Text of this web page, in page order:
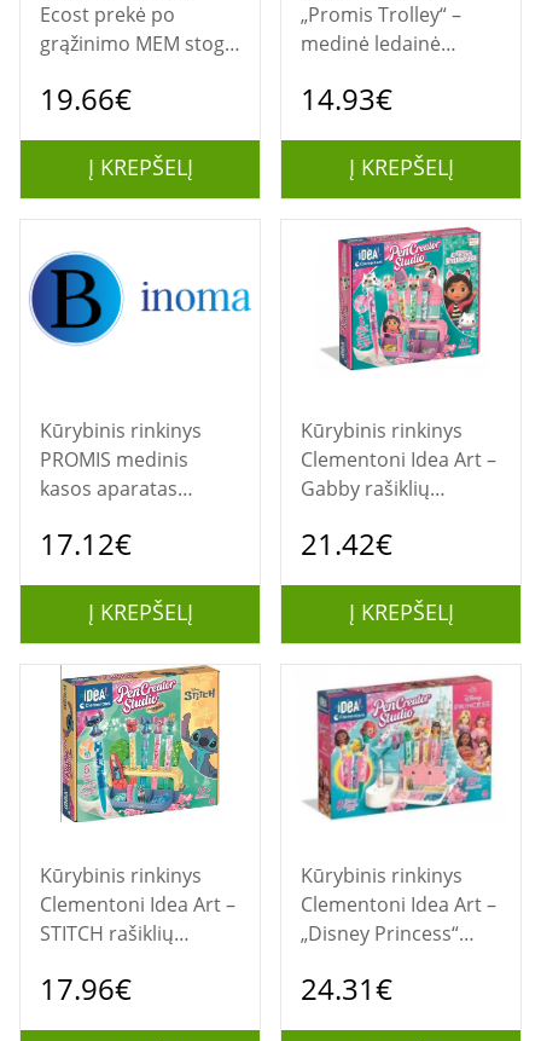
Ecost prekė po
grąžinimo MEM stogo
19.66€
Į KREPŠELĮ
„Promis Trolley“ –
medinė ledainė
14.93€
Į KREPŠELĮ
Kūrybinis rinkinys
PROMIS medinis
kasos aparatas
17.12€
Į KREPŠELĮ
Kūrybinis rinkinys
Clementoni Idea Art –
Gabby rašiklių
21.42€
Į KREPŠELĮ
Kūrybinis rinkinys
Clementoni Idea Art –
STITCH rašiklių
17.96€
Kūrybinis rinkinys
Clementoni Idea Art –
„Disney Princess“
24.31€